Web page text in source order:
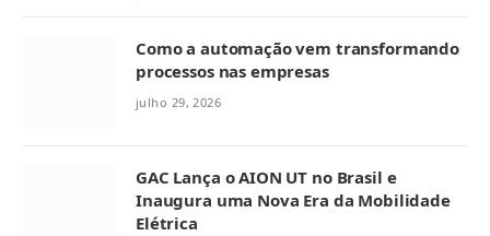
Como a automação vem transformando
processos nas empresas
julho 29, 2026
GAC Lança o AION UT no Brasil e
Inaugura uma Nova Era da Mobilidade
Elétrica